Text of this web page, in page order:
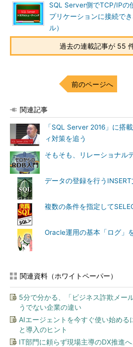
SQL Server側でTCP/IPの
プリケーションに接続で
ル）
過去の連載記事が 55
前のページへ
関連記事
「SQL Server 2016」に搭
ィ対策を追う
そもそも、リレーショナル
データの登録を行うINSERT
複数の条件を指定して
Oracle運用の基本「ログ」
関連資料（ホワイトペーパー）
5分で分かる、「ビジネス詐欺メー
うでない企業の違い
AIエージェントを今すぐ使い始める
と導入のヒント
IT部門に頼らず現場主導のDX推進